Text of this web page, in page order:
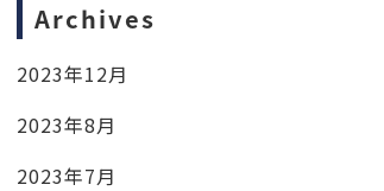
Archives
2023年12月
2023年8月
2023年7月